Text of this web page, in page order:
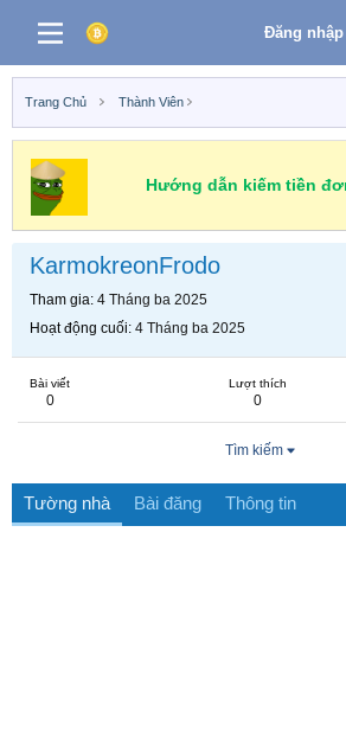
Đăng nhập
Trang Chủ Thành Viên
Hướng dẫn kiếm tiền
KarmokreonFrodo
Tham gia 4 Tháng ba 2025
Hoạt động cuối 4 Tháng ba 2025
Bài viết
0
Lượt thích
0
Tìm kiếm
Tường nhà Bài đăng Thông tin